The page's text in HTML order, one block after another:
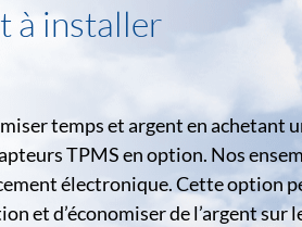
à installer
temps et argent en achetant
TPMS en option. Nos
électronique. Cette option
et d’économiser de l’argent sur